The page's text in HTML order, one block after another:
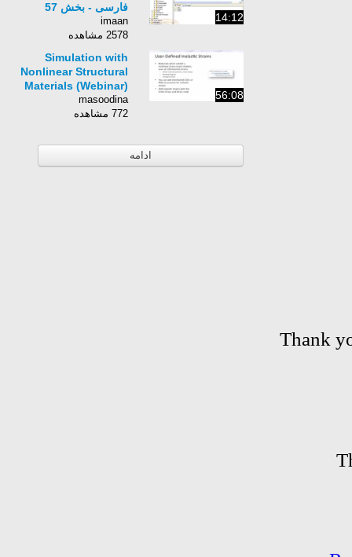
14:12
فارسی - بخش 57
imaan
2578 مشاهده
56:08
Simulation with
Nonlinear Structural
Materials (Webinar)
masoodina
772 مشاهده
ادامه